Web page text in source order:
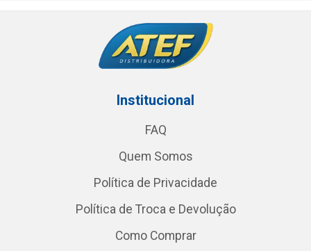
Institucional
FAQ
Quem Somos
Política de Privacidade
Política de Troca e Devolução
Como Comprar